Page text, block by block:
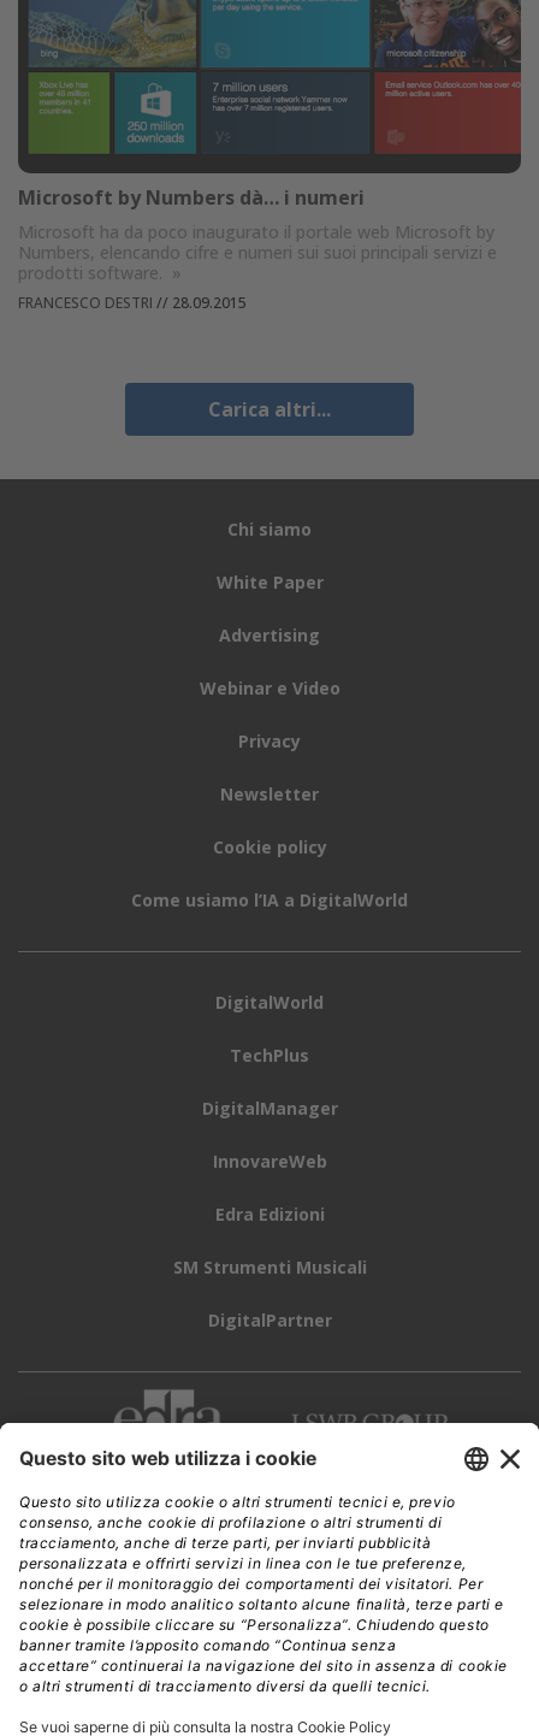
Microsoft by Numbers dà… i numeri
Microsoft ha da poco inaugurato il portale web Microsoft by
Numbers, elencando cifre e numeri sui suoi principali servizi e
prodotti software. »
FRANCESCO DESTRI // 28.09.2015
Carica altri...
Chi siamo
White Paper
Advertising
Webinar e Video
Privacy
Newsletter
Cookie policy
Come usiamo l’IA a DigitalWorld
DigitalWorld
TechPlus
DigitalManager
InnovareWeb
Edra Edizioni
SM Strumenti Musicali
DigitalPartner
CWI è una testata giornalistica diEdra Edizioni s.r.l.
Direzione, amministrazione, redazione, pubblicità
Viale Enrico Forlanini 21 - 20134 Milano
Tel. +39 02 881841
C.F./P IVA 13002100157
www.edraedizioni.it|Privacy
Follow Us